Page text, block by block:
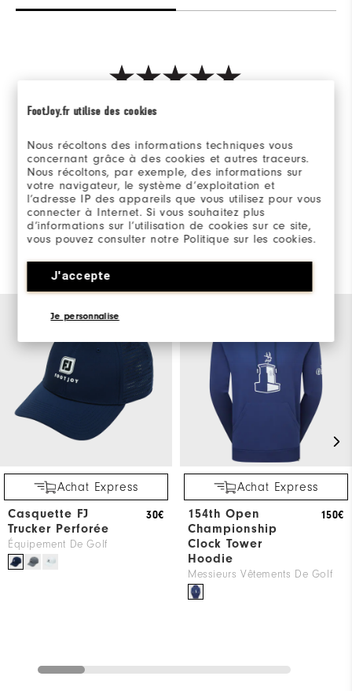
FootJoy.fr utilise des cookies
Nous récoltons des informations techniques vous
concernant grâce à des cookies et autres traceurs.
Nous récoltons, par exemple, des informations sur
votre navigateur, le système d’exploitation et
l’adresse IP des appareils que vous utilisez pour vous
connecter à Internet. Si vous souhaitez plus
d’informations sur l’utilisation de cookies sur ce site,
vous pouvez consulter notre Politique sur les cookies.
J'accepte
Je personnalise
Be the first to review this product
JE DONNE MON AVIS
Vous Aimerez Aussi
Achat Express
Casquette FJ
Trucker Perforée
Équipement De Golf
30€
Achat Express
154th Open
Championship
Clock Tower
Hoodie
Messieurs Vêtements De Golf
150€